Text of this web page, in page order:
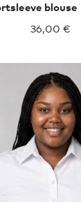
blouse
36,00 €